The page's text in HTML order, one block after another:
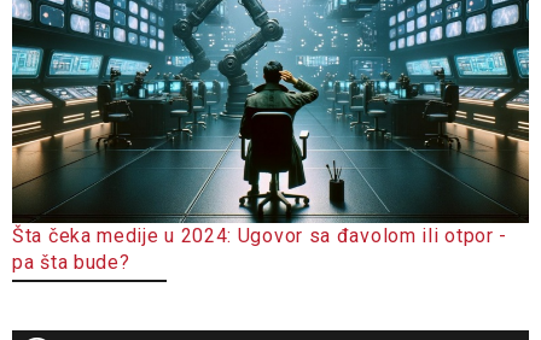
Šta čeka medije u 2024: Ugovor sa đavolom ili otpor -
pa šta bude?